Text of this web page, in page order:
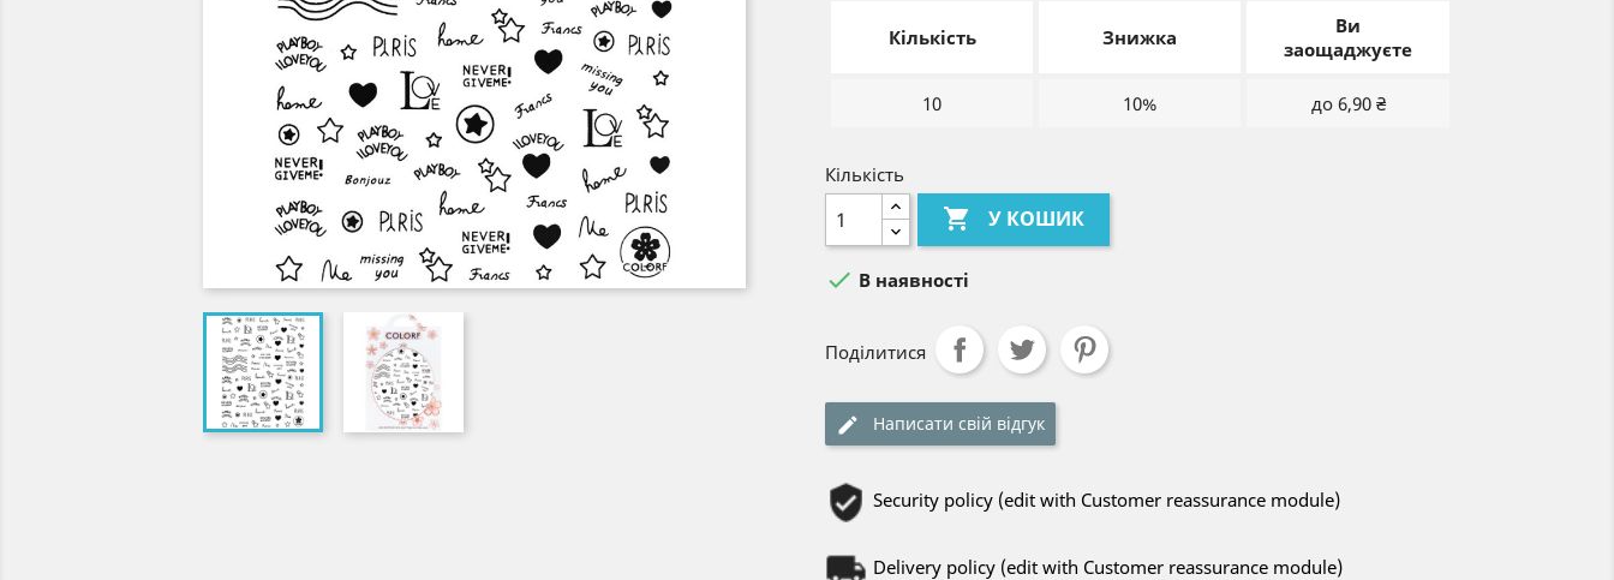
Кількість Знижка
Ви
заощаджуєте
10 10% до 6,90 ₴
Кількість
 У КОШИК
 В наявності
Поділитися
Написати свій відгук
Security policy (edit with Customer reassurance module)
Delivery policy (edit with Customer reassurance module)